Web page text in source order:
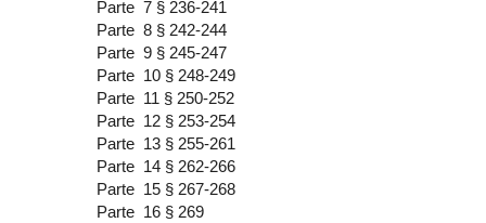
Parte 7 § 236-241
Parte 8 § 242-244
Parte 9 § 245-247
Parte 10 § 248-249
Parte 11 § 250-252
Parte 12 § 253-254
Parte 13 § 255-261
Parte 14 § 262-266
Parte 15 § 267-268
Parte 16 § 269